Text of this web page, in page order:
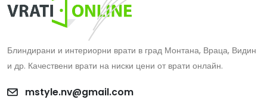
Блиндирани и интериорни врати в град Монтана, Враца, Видин
и др. Качествени врати на ниски цени от врати онлайн.
mstyle.nv@gmail.com